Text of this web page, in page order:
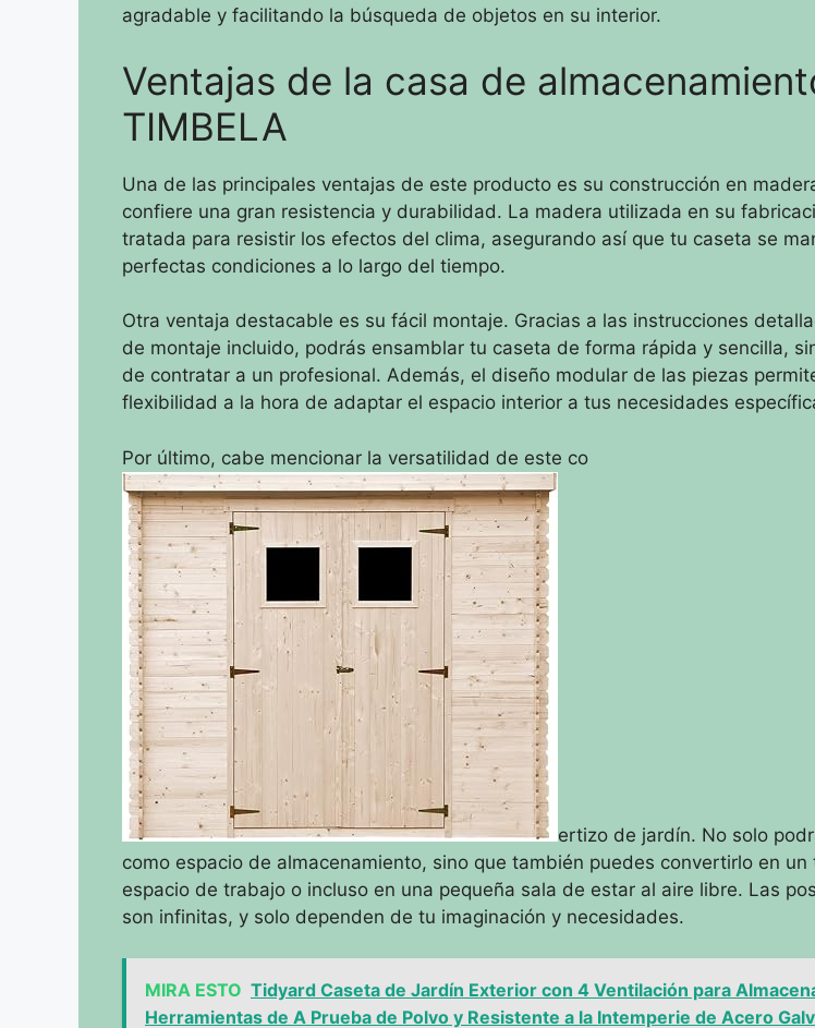
agradable y facilitando la búsqueda de objetos en su interior.
Ventajas de la casa de
TIMBELA
Una de las principales ventajas de este producto es su construcción en
confiere una gran resistencia y durabilidad. La madera utilizada en su
tratada para resistir los efectos del clima, asegurando así que tu caseta se
perfectas condiciones a lo largo del tiempo.
Otra ventaja destacable es su fácil montaje. Gracias a las instrucciones
de montaje incluido, podrás ensamblar tu caseta de forma rápida y sencilla,
de contratar a un profesional. Además, el diseño modular de las piezas
flexibilidad a la hora de adaptar el espacio interior a tus necesidades
Por último, cabe mencionar la versatilidad de este co
ertizo de jardín. No solo
como espacio de almacenamiento, sino que también puedes convertirlo en un
espacio de trabajo o incluso en una pequeña sala de estar al aire libre. Las
son infinitas, y solo dependen de tu imaginación y necesidades.
MIRA ESTO Tidyard Caseta de Jardín Exterior con 4 Ventilación para
Herramientas de A Prueba de Polvo y Resistente a la Intemperie de Acero